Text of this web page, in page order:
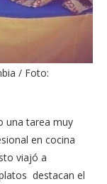
/ Foto:
una tarea muy
en cocina
viajó a
destacan el